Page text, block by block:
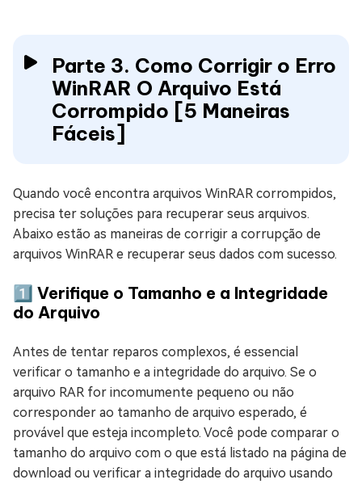
Parte 3. Como Corrigir o Erro
WinRAR O Arquivo Está
Corrompido [5 Maneiras
Fáceis]
Quando você encontra arquivos WinRAR corrompidos,
precisa ter soluções para recuperar seus arquivos.
Abaixo estão as maneiras de corrigir a corrupção de
arquivos WinRAR e recuperar seus dados com sucesso.
1️⃣ Verifique o Tamanho e a Integridade
do Arquivo
Antes de tentar reparos complexos, é essencial
verificar o tamanho e a integridade do arquivo. Se o
arquivo RAR for incomumente pequeno ou não
corresponder ao tamanho de arquivo esperado, é
provável que esteja incompleto. Você pode comparar o
tamanho do arquivo com o que está listado na página de
download ou verificar a integridade do arquivo usando